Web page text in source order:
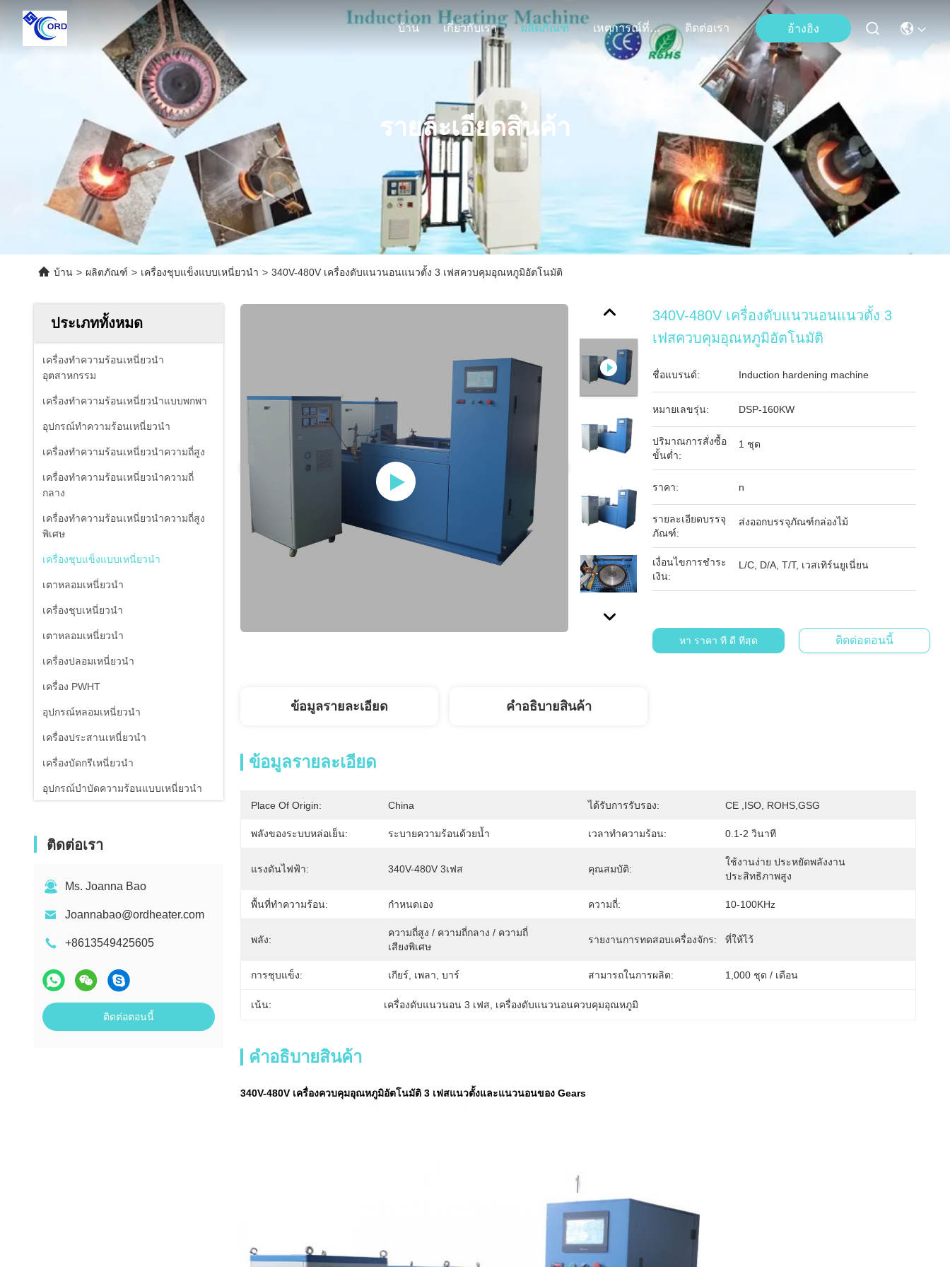
บ้าน เกี่ยวกับเรา ผลิตภัณฑ์ เหตุการณ์ที่เกิดขึ้น ติดต่อเรา อ้างอิง
รายละเอียดสินค้า
บ้าน > ผลิตภัณฑ์ > เครื่องชุบแข็งแบบเหนี่ยวนำ > 340V-480V เครื่องดับแนวนอนแนวตั้ง 3 เฟสควบคุมอุณหภูมิอัตโนมัติ
ประเภททั้งหมด
เครื่องทำความร้อนเหนี่ยวนำ
อุตสาหกรรม
เครื่องทำความร้อนเหนี่ยวนำแบบพกพา
อุปกรณ์ทำความร้อนเหนี่ยวนำ
เครื่องทำความร้อนเหนี่ยวนำความถี่สูง
เครื่องทำความร้อนเหนี่ยวนำความถี่
กลาง
เครื่องทำความร้อนเหนี่ยวนำความถี่สูง
พิเศษ
เครื่องชุบแข็งแบบเหนี่ยวนำ
เตาหลอมเหนี่ยวนำ
เครื่องชุบเหนี่ยวนำ
เตาหลอมเหนี่ยวนำ
เครื่องปลอมเหนี่ยวนำ
เครื่อง PWHT
อุปกรณ์หลอมเหนี่ยวนำ
เครื่องประสานเหนี่ยวนำ
เครื่องบัดกรีเหนี่ยวนำ
อุปกรณ์บำบัดความร้อนแบบเหนี่ยวนำ
เครื่องวัดอุณหภูมิอินฟราเรด
ติดต่อเรา
Ms. Joanna Bao
Joannabao@ordheater.com
+8613549425605
ติดต่อตอนนี้
340V-480V เครื่องดับแนวนอนแนวตั้ง 3
เฟสควบคุมอุณหภูมิอัตโนมัติ
ชื่อแบรนด์: Induction hardening machine
หมายเลขรุ่น: DSP-160KW
ปริมาณการสั่งซื้อ
ขั้นต่ำ:
1 ชุด
ราคา: n
รายละเอียดบรรจุ
ภัณฑ์:
ส่งออกบรรจุภัณฑ์กล่องไม้
เงื่อนไขการชำระ
เงิน:
L/C, D/A, T/T, เวสเทิร์นยูเนี่ยน
หา ราคา ที่ ดี ที่สุด ติดต่อตอนนี้
ข้อมูลรายละเอียด คำอธิบายสินค้า
ข้อมูลรายละเอียด
Place Of Origin: China ได้รับการรับรอง: CE ,ISO, ROHS,GSG
พลังของระบบหล่อเย็น: ระบายความร้อนด้วยน้ำ เวลาทำความร้อน: 0.1-2 วินาที
แรงดันไฟฟ้า: 340V-480V 3เฟส คุณสมบัติ:
ใช้งานง่าย ประหยัดพลังงาน
ประสิทธิภาพสูง
พื้นที่ทำความร้อน: กำหนดเอง ความถี่: 10-100KHz
พลัง:
ความถี่สูง / ความถี่กลาง / ความถี่
เสียงพิเศษ
รายงานการทดสอบเครื่องจักร: ที่ให้ไว้
การชุบแข็ง: เกียร์, เพลา, บาร์ สามารถในการผลิต: 1,000 ชุด / เดือน
เน้น: เครื่องดับแนวนอน 3 เฟส เครื่องดับแนวนอนควบคุมอุณหภูมิ
คำอธิบายสินค้า
340V-480V เครื่องควบคุมอุณหภูมิอัตโนมัติ 3 เฟสแนวตั้งและแนวนอนของ Gears